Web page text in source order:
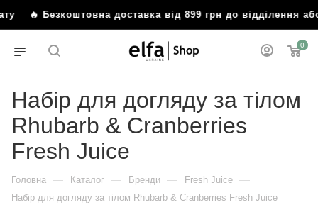
🔥 Безкоштовна доставка від 899 грн до відділення або
0
Набір для догляду за тілом
Rhubarb & Cranberries
Fresh Juice
Головна — Каталог — Бренди — Fresh Juice —
Набір для догляду за тілом Rhubarb & Cranberries Fresh Juice